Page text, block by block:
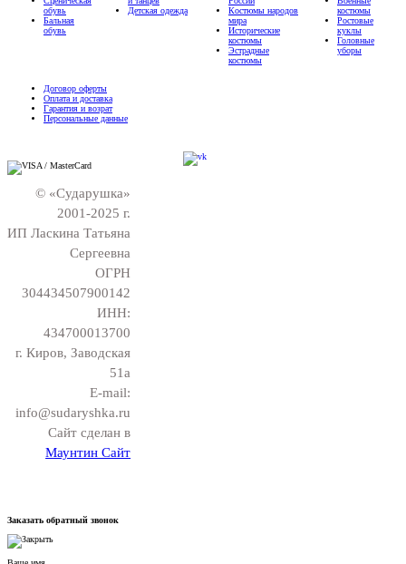
обувь
Бальная
обувь
Детская одежда
Костюмы народов
мира
Исторические
костюмы
Эстрадные
костюмы
костюмы
Ростовые
куклы
Головные
уборы
Договор оферты
Оплата и доставка
Гарантия и возрат
Персональные данные
© «Сударушка»
2001-2025 г.
ИП Ласкина Татьяна
Сергеевна
ОГРН
304434507900142
ИНН:
434700013700
г. Киров, Заводская
51а
E-mail:
info@sudaryshka.ru
Сайт сделан в
Маунтин Сайт
Заказать обратный звонок